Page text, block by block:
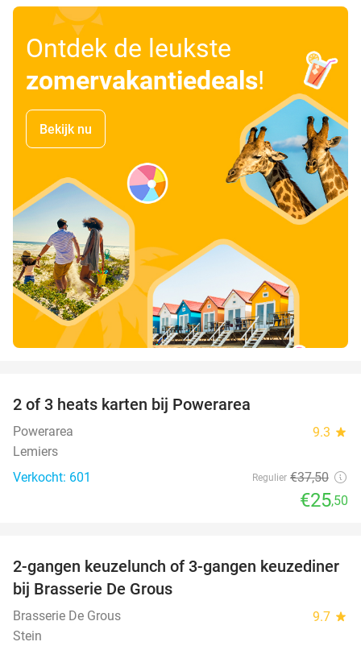
Ontdek de leukste
zomervakantiedeals!
Bekijk nu
2 of 3 heats karten bij Powerarea
Powerarea 9.3 star
Lemiers
Verkocht: 601
Regulier €37,50
€25,50
30%
2-gangen keuzelunch of 3-gangen keuzediner
bij Brasserie De Grous
Brasserie De Grous 9.7 star
Stein